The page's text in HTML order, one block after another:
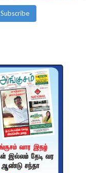
Subscribe